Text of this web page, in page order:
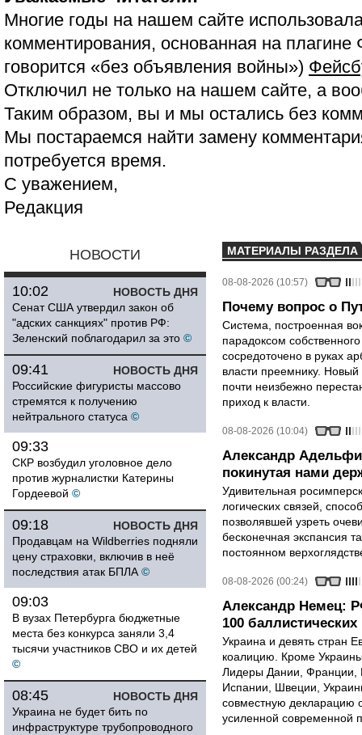
Многие годы на нашем сайте
комментирования, основанная на
говорится «без объявления войны»)
Отключил не только на нашем сайте, а
Таким образом, вы и мы остались без
Мы постараемся найти замену
потребуется время.
С уважением,
Редакция
НОВОСТИ
НОВОСТЬ ДНЯ
10:02
Сенат США утвердил закон об
"адских санкциях" против РФ:
Зеленский поблагодарил за это ©
НОВОСТЬ ДНЯ
09:41
Российские фигуристы массово
стремятся к получению
нейтрального статуса ©
09:33
СКР возбудил уголовное дело
против журналистки Катерины
Гордеевой ©
НОВОСТЬ ДНЯ
09:18
Продавцам на Wildberries подняли
цену страховки, включив в неё
последствия атак БПЛА ©
09:03
В вузах Петербурга бюджетные
места без конкурса заняли 3,4
тысячи участников СВО и их детей
©
НОВОСТЬ ДНЯ
08:45
Украина не будет бить по
инфраструктуре трубопроводного
МАТЕРИАЛЫ РАЗДЕЛА
08-08-2026 (10:57)
Почему вопрос о
Система, построенная
парадоксом
сосредоточено в руках
власти преемнику.
почти неизбежно
приход к власти.
08-08-2026 (10:04)
Александр
покинутая нами
Удивительная
логических связей,
позволявшей узреть
бесконечная экспансия
постоянном
08-08-2026 (00:24)
Александр Немец:
100 баллистических
Украина и девять стран
коалицию. Кроме
Лидеры Дании, Франции,
Испании, Швеции,
совместную декларацию
усиленной современной